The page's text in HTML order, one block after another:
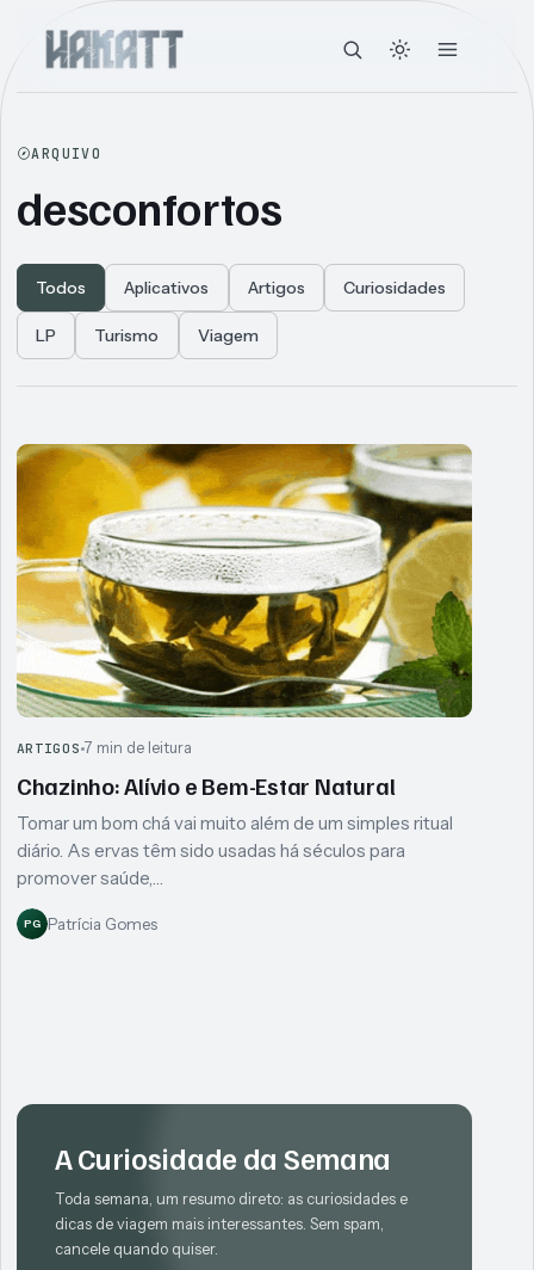
ARQUIVO
desconfortos
Todos Aplicativos Artigos Curiosidades
LP Turismo Viagem
Articles
ARTIGOS 7 min de leitura
Chazinho: Alívio e Bem-Estar Natural
Tomar um bom chá vai muito além de um simples ritual
diário. As ervas têm sido usadas há séculos para
promover saúde,…
PG Patrícia Gomes
A Curiosidade da Semana
Toda semana, um resumo direto: as curiosidades e
dicas de viagem mais interessantes. Sem spam,
cancele quando quiser.